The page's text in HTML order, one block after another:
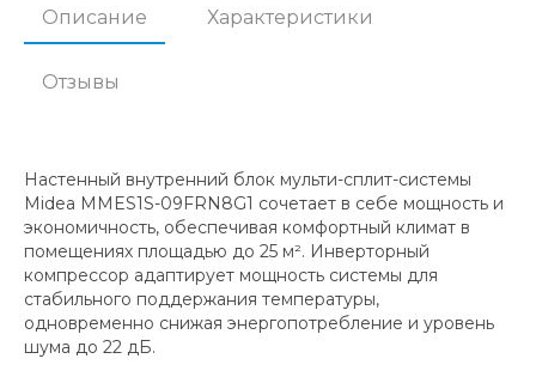
Описание Характеристики
Отзывы
Настенный внутренний блок мульти-сплит-системы
Midea MMES1S-09FRN8G1 сочетает в себе мощность и
экономичность, обеспечивая комфортный климат в
помещениях площадью до 25 м². Инверторный
компрессор адаптирует мощность системы для
стабильного поддержания температуры,
одновременно снижая энергопотребление и уровень
шума до 22 дБ.